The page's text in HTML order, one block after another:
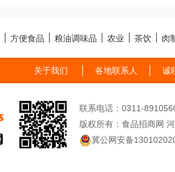
方便食品 粮油调味品 农业 茶饮 肉
关于我们 各地联系人 诚
联系电话：0311-
版权所有：食品招商网
冀公网安备